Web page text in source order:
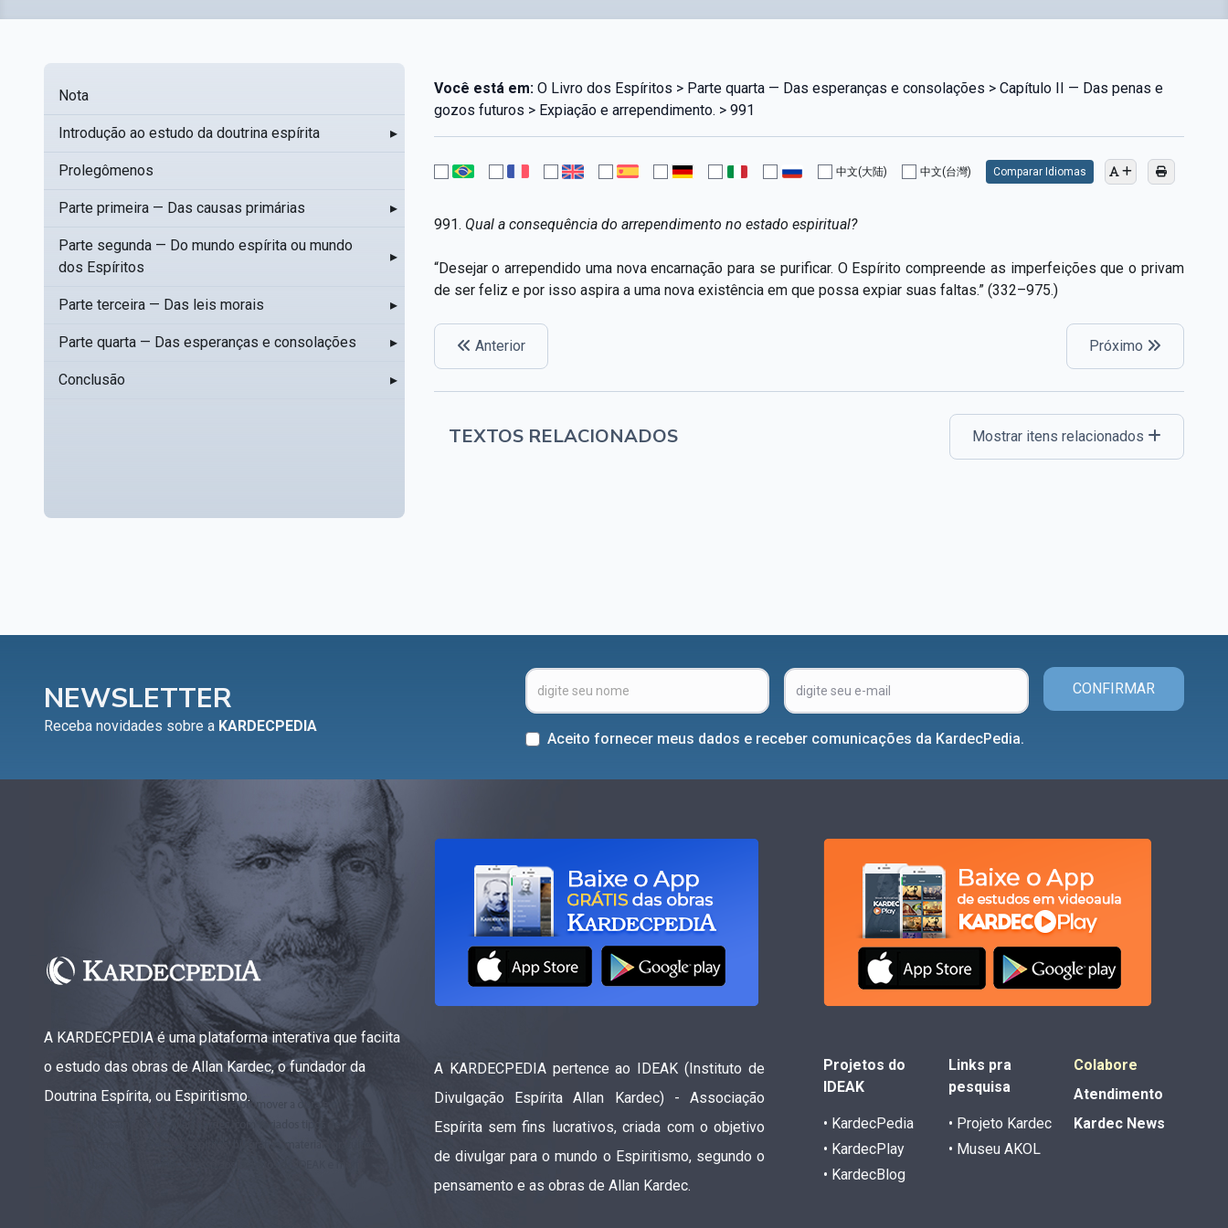
Nota
Introdução ao estudo da doutrina espírita ▸
Prolegômenos
Parte primeira — Das causas primárias ▸
Parte segunda — Do mundo espírita ou mundo
dos Espíritos
▸
Parte terceira — Das leis morais ▸
Parte quarta — Das esperanças e consolações ▸
Conclusão ▸
Você está em:O Livro dos Espíritos > Parte quarta — Das esperanças e consolações > Capítulo II — Das penas e
gozos futuros > Expiação e arrependimento. > 991
中文(大陆) 中文(台灣) Comparar Idiomas
991. Qual a consequência do arrependimento no estado espiritual?
“Desejar o arrependido uma nova encarnação para se purificar. O Espírito compreende as imperfeições que o privam
de ser feliz e por isso aspira a uma nova existência em que possa expiar suas faltas.” (332–975.)
Anterior Próximo
TEXTOS RELACIONADOS Mostrar itens relacionados
NEWSLETTER
Receba novidades sobre a KARDECPEDIA
CONFIRMAR
Aceito fornecer meus dados e receber comunicações da KardecPedia.
A KARDECPEDIA é uma plataforma interativa que faciita
o estudo das obras de Allan Kardec, o fundador da
Doutrina Espírita, ou Espiritismo.
A KARDECPEDIA pertence ao IDEAK (Instituto de
Divulgação Espírita Allan Kardec) - Associação
Espírita sem fins lucrativos, criada com o objetivo
de divulgar para o mundo o Espiritismo, segundo o
pensamento e as obras de Allan Kardec.
Projetos do
IDEAK
• KardecPedia
• KardecPlay
• KardecBlog
Links pra
pesquisa
• Projeto Kardec
• Museu AKOL
Colabore
Atendimento
Kardec News